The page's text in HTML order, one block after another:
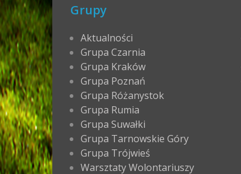
Grupy
Aktualności
Grupa Czarnia
Grupa Kraków
Grupa Poznań
Grupa Różanystok
Grupa Rumia
Grupa Suwałki
Grupa Tarnowskie Góry
Grupa Trójwieś
Warsztaty Wolontariuszy